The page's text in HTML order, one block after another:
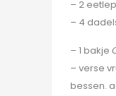
– 2
– 4
– 1 bakje
– verse
bessen.